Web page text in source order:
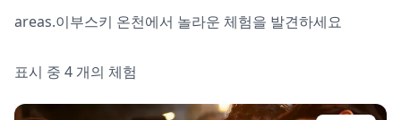
areas.이부스키 온천에서 놀라운 체험을 발견하세요
표시 중 4 개의 체험